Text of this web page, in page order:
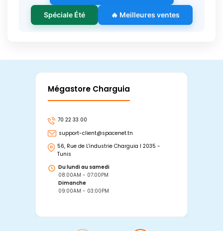
Spéciale Été 🔥 Meilleures ventes
Mégastore Charguia
70 22 33 00
support-client@spacenet.tn
56, Rue de L'industrie Charguia I 2035 -
Tunis
Du lundi au samedi
08:00AM - 07:00PM
Dimanche
09:00AM - 03:00PM